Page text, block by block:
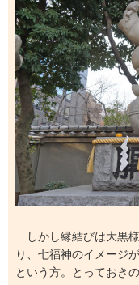
しかし縁結びは大黒
り、七福神のイメージ
という方。とっておき